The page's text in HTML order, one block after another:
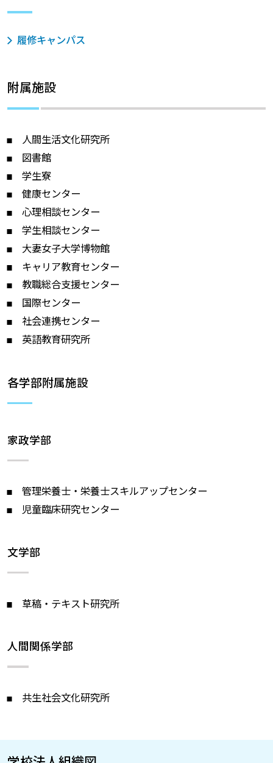
履修キャンパス
附属施設
人間生活文化研究所
図書館
学生寮
健康センター
心理相談センター
学生相談センター
大妻女子大学博物館
キャリア教育センター
教職総合支援センター
国際センター
社会連携センター
英語教育研究所
各学部附属施設
家政学部
管理栄養士・栄養士スキルアップセンター
児童臨床研究センター
文学部
草稿・テキスト研究所
人間関係学部
共生社会文化研究所